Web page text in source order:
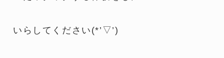
いらしてください(*’▽’)